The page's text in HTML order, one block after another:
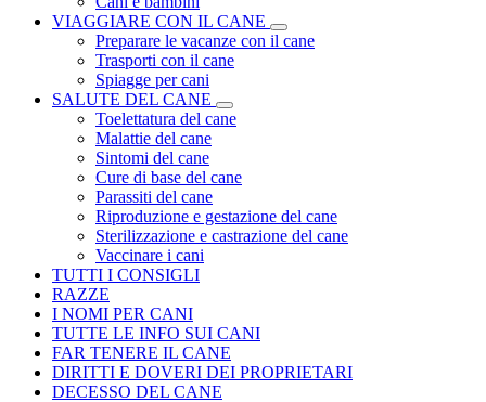
VIAGGIARE CON IL CANE
Preparare le vacanze con il cane
Trasporti con il cane
Spiagge per cani
SALUTE DEL CANE
Toelettatura del cane
Malattie del cane
Sintomi del cane
Cure di base del cane
Parassiti del cane
Riproduzione e gestazione del cane
Sterilizzazione e castrazione del cane
Vaccinare i cani
TUTTI I CONSIGLI
RAZZE
I NOMI PER CANI
TUTTE LE INFO SUI CANI
FAR TENERE IL CANE
DIRITTI E DOVERI DEI PROPRIETARI
DECESSO DEL CANE